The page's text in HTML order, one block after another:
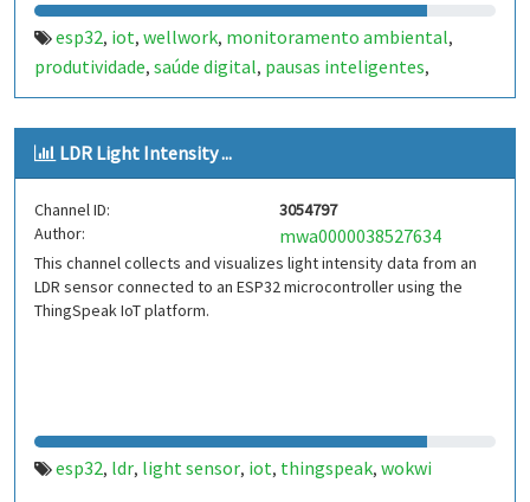
esp32, iot, wellwork, monitoramento ambiental,
produtividade, saúde digital, pausas inteligentes,
arduino,wokwi,temperatura,umidade,iluminação
LDR Light Intensity ...
Channel ID:
3054797
Author:
mwa0000038527634
This channel collects and visualizes light intensity data from an
LDR sensor connected to an ESP32 microcontroller using the
ThingSpeak IoT platform.
esp32, ldr, light sensor, iot, thingspeak, wokwi